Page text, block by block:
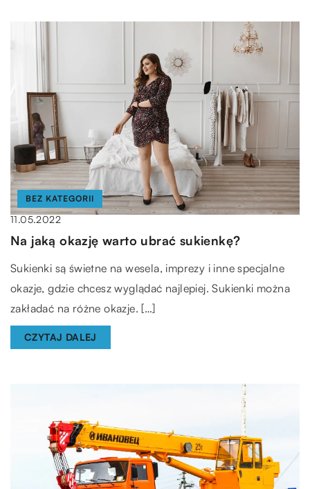
BEZ KATEGORII
11.05.2022
Na jaką okazję warto ubrać sukienkę?
Sukienki są świetne na wesela, imprezy i inne specjalne
okazje, gdzie chcesz wyglądać najlepiej. Sukienki można
zakładać na różne okazje. […]
CZYTAJ DALEJ